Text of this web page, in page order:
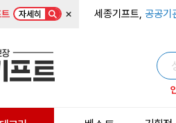
자세히 × 세종기프트, 공공기